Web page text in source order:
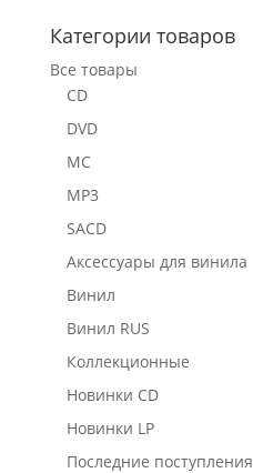
Категории товаров
Все товары
CD
DVD
MC
MP3
SACD
Аксессуары для винила
Винил
Винил RUS
Коллекционные
Новинки CD
Новинки LP
Последние поступления